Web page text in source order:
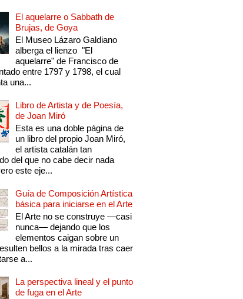
El aquelarre o Sabbath de
Brujas, de Goya
El Museo Lázaro Galdiano
alberga el lienzo "El
aquelarre" de Francisco de
entre 1797 y 1798, el cual
una...
Libro de Artista y de Poesía,
de Joan Miró
Esta es una doble página de
un libro del propio Joan Miró,
el artista catalán tan
del que no cabe decir nada
este eje...
Guía de Composición Artística
básica para iniciarse en el Arte
El Arte no se construye —casi
nunca— dejando que los
elementos caigan sobre un
bellos a la mirada tras caer
a...
La perspectiva lineal y el punto
de fuga en el Arte